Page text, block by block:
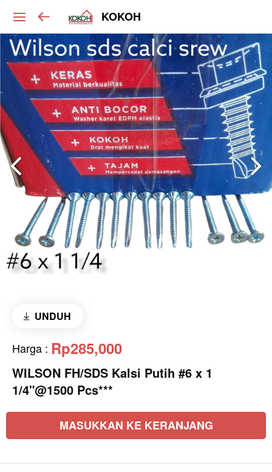
KOKOH
UNDUH
Harga : Rp285,000
WILSON FH/SDS Kalsi Putih #6 x 1
1/4"@1500 Pcs***
MASUKKAN KE KERANJANG